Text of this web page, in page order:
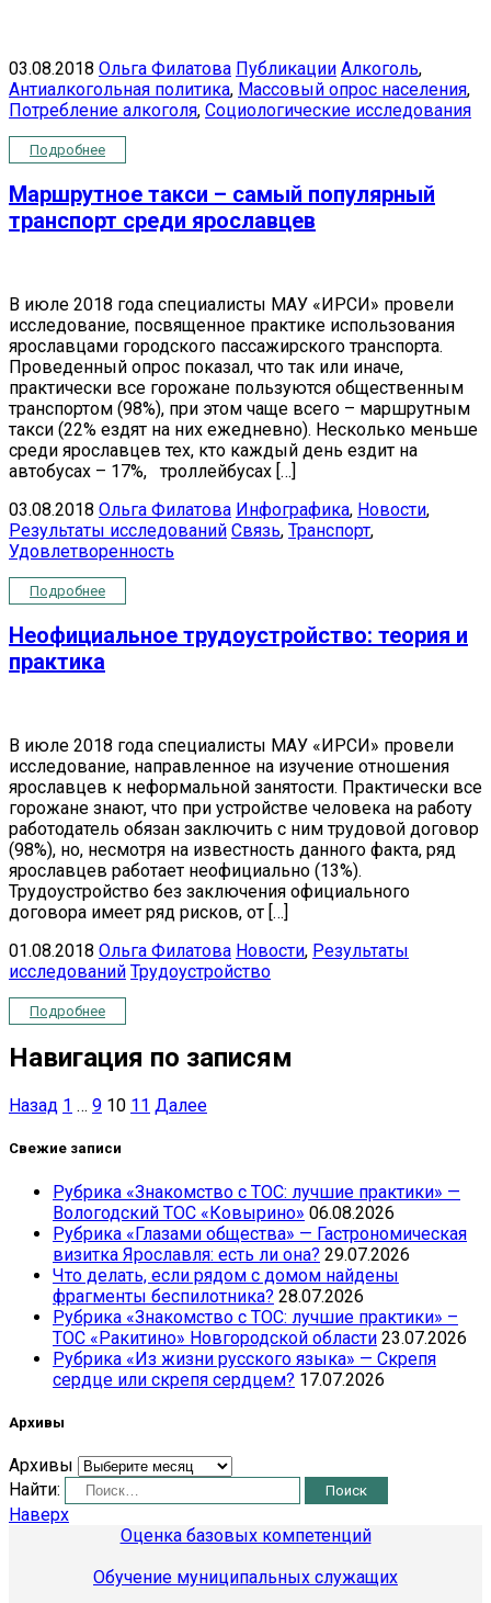
03.08.2018 Ольга Филатова Публикации Алкоголь,
Антиалкогольная политика, Массовый опрос населения,
Потребление алкоголя, Социологические исследования
Подробнее
Маршрутное такси – самый популярный
транспорт среди ярославцев
В июле 2018 года специалисты МАУ «ИРСИ» провели
исследование, посвященное практике использования
ярославцами городского пассажирского транспорта.
Проведенный опрос показал, что так или иначе,
практически все горожане пользуются общественным
транспортом (98%), при этом чаще всего – маршрутным
такси (22% ездят на них ежедневно). Несколько меньше
среди ярославцев тех, кто каждый день ездит на
автобусах – 17%, троллейбусах […]
03.08.2018 Ольга Филатова Инфографика, Новости,
Результаты исследований Связь, Транспорт,
Удовлетворенность
Подробнее
Неофициальное трудоустройство: теория и
практика
В июле 2018 года специалисты МАУ «ИРСИ» провели
исследование, направленное на изучение отношения
ярославцев к неформальной занятости. Практически все
горожане знают, что при устройстве человека на работу
работодатель обязан заключить с ним трудовой договор
(98%), но, несмотря на известность данного факта, ряд
ярославцев работает неофициально (13%).
Трудоустройство без заключения официального
договора имеет ряд рисков, от […]
01.08.2018 Ольга Филатова Новости, Результаты
исследований Трудоустройство
Подробнее
Навигация по записям
Назад 1 … 9 10 11 Далее
Свежие записи
Рубрика «Знакомство с ТОС: лучшие практики» —
Вологодский ТОС «Ковырино» 06.08.2026
Рубрика «Глазами общества» — Гастрономическая
визитка Ярославля: есть ли она? 29.07.2026
Что делать, если рядом с домом найдены
фрагменты беспилотника? 28.07.2026
Рубрика «Знакомство с ТОС: лучшие практики» –
ТОС «Ракитино» Новгородской области 23.07.2026
Рубрика «Из жизни русского языка» — Скрепя
сердце или скрепя сердцем? 17.07.2026
Архивы
Архивы
Найти:
Наверх
Оценка базовых компетенций
Обучение муниципальных служащих